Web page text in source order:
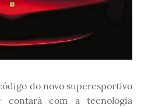
do novo superesportivo
contará com a tecnologia